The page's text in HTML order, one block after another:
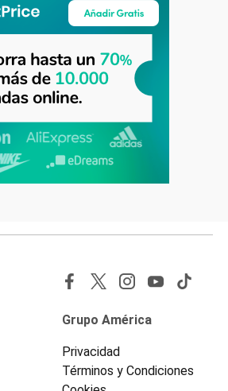
Grupo América
Privacidad
Términos y Condiciones